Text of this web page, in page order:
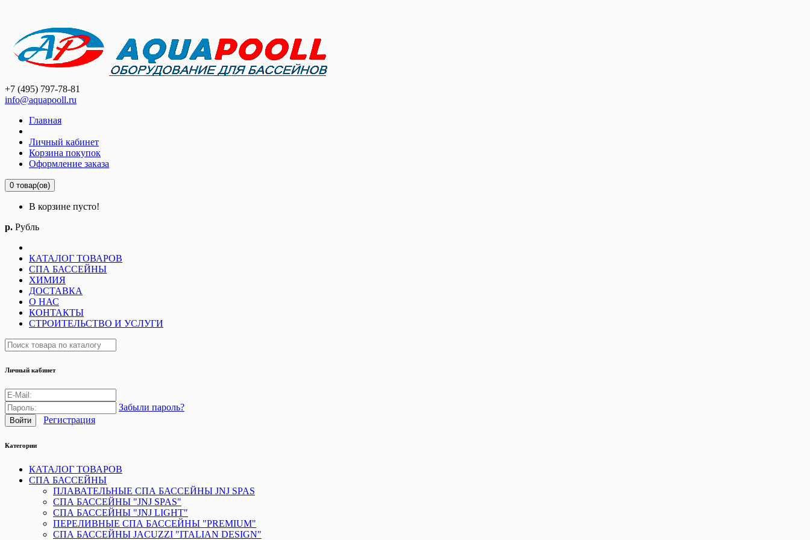
+7 (495) 797-78-81
info@aquapooll.ru
Главная
Личный кабинет
Корзина покупок
Оформление заказа
0 товар(ов)
В корзине пусто!
р. Рубль
КАТАЛОГ ТОВАРОВ
СПА БАССЕЙНЫ
ХИМИЯ
ДОСТАВКА
О НАС
КОНТАКТЫ
СТРОИТЕЛЬСТВО И УСЛУГИ
Личный кабинет
Забыли пароль?
Регистрация
Категории
КАТАЛОГ ТОВАРОВ
СПА БАССЕЙНЫ
ПЛАВАТЕЛЬНЫЕ СПА БАССЕЙНЫ JNJ SPAS
СПА БАССЕЙНЫ "JNJ SPAS"
СПА БАССЕЙНЫ "JNJ LIGHT"
ПЕРЕЛИВНЫЕ СПА БАССЕЙНЫ "PREMIUM"
СПА БАССЕЙНЫ JACUZZI "ITALIAN DESIGN"